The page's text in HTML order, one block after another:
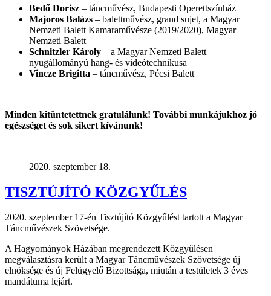
Bedő Dorisz – táncművész, Budapesti Operettszínház
Majoros Balázs – balettművész, grand sujet, a Magyar
Nemzeti Balett Kamaraművésze (2019/2020), Magyar
Nemzeti Balett
Schnitzler Károly – a Magyar Nemzeti Balett
nyugállományú hang- és videótechnikusa
Vincze Brigitta – táncművész, Pécsi Balett
Minden kitüntetettnek gratulálunk! További munkájukhoz jó
egészséget és sok sikert kívánunk!
2020. szeptember 18.
TISZTÚJÍTÓ KÖZGYŰLÉS
2020. szeptember 17-én Tisztújító Közgyűlést tartott a Magyar
Táncművészek Szövetsége.
A Hagyományok Házában megrendezett Közgyűlésen
megválasztásra került a Magyar Táncművészek Szövetsége új
elnöksége és új Felügyelő Bizottsága, miután a testületek 3 éves
mandátuma lejárt.